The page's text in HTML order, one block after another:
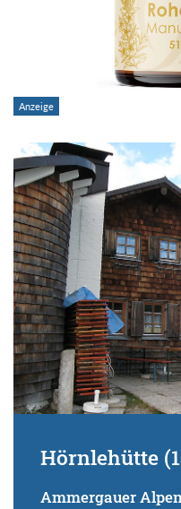
Hörnlehütte
Ammergauer